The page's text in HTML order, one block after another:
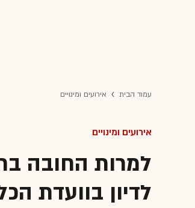
עמוד הבית אירועים ומינויים
אירועים ומינויים
למרות החובה
לדיון בוועדת